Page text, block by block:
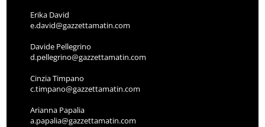
Erika David
e.david@gazzettamatin.com
Davide Pellegrino
d.pellegrino@gazzettamatin.com
Cinzia Timpano
c.timpano@gazzettamatin.com
Arianna Papalia
a.papalia@gazzettamatin.com